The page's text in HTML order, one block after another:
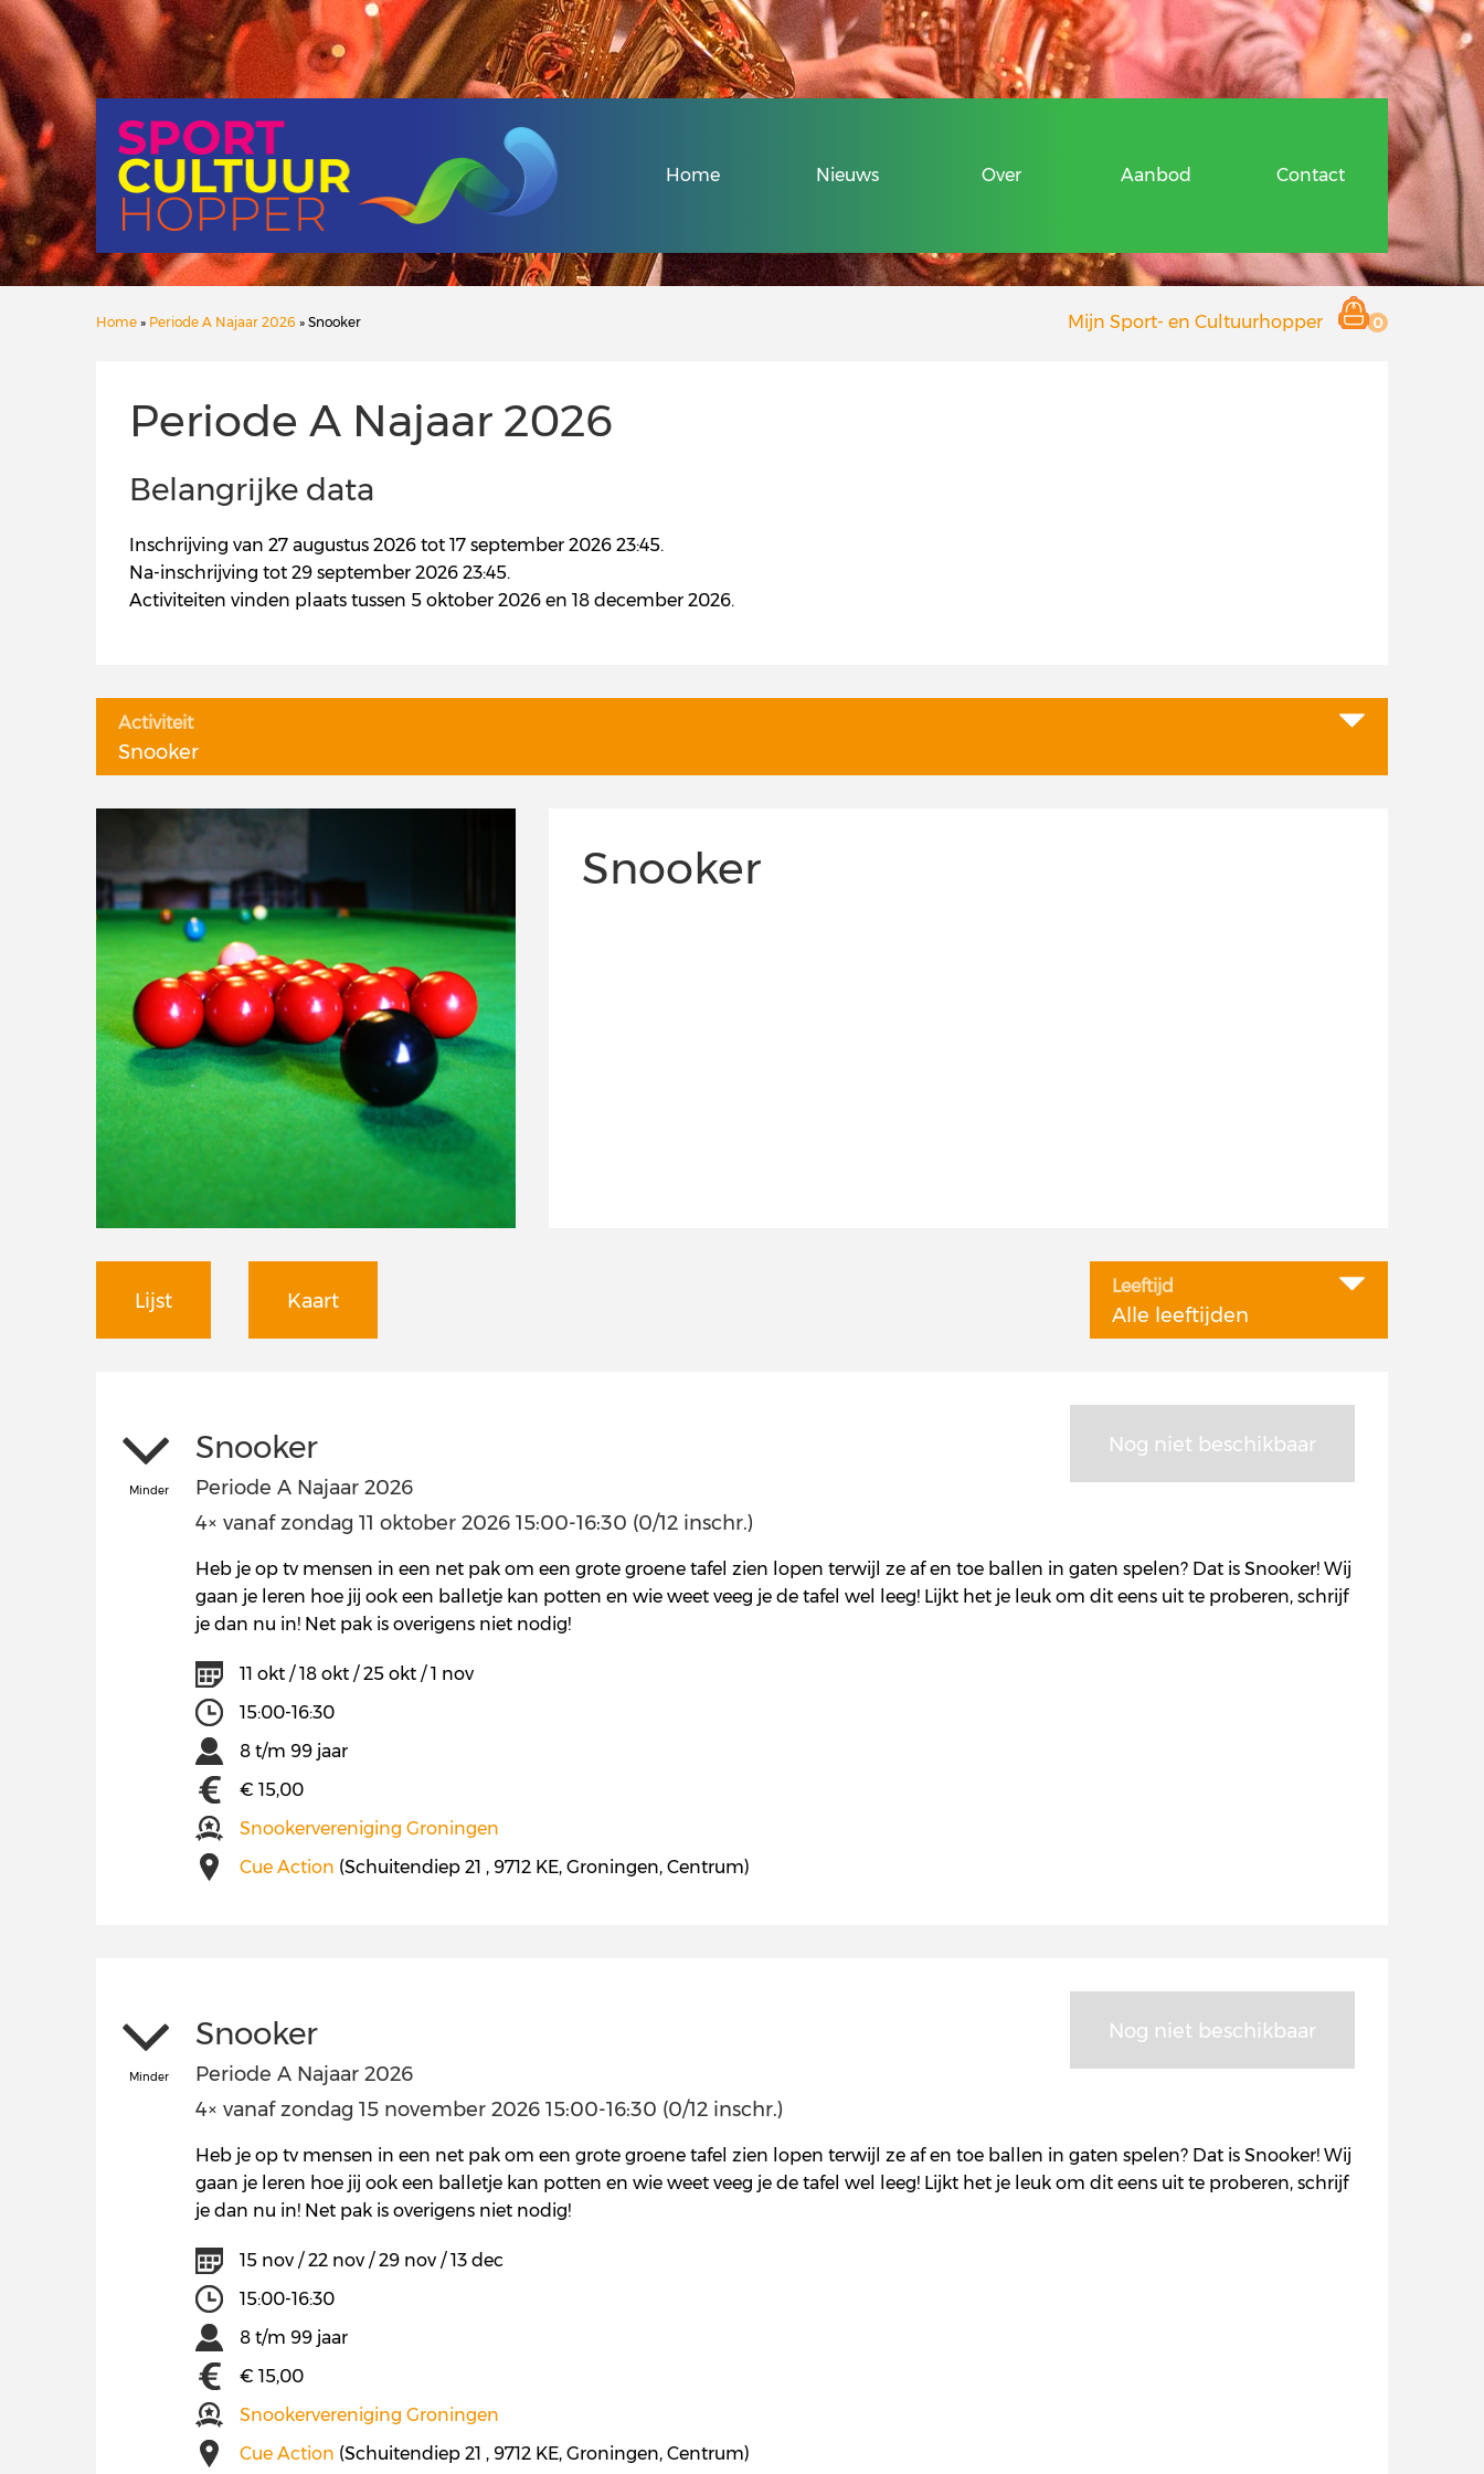
Veel gestelde vragen
Home Nieuws Over
Over de Sport- en Cultuurhopper
Aanbod Contact
Home » Periode A Najaar 2026 » Snooker Mijn Sport- en Cultuurhopper 0
Periode A Najaar 2026
Belangrijke data
Inschrijving van 27 augustus 2026 tot 17 september 2026 23:45.
Na-inschrijving tot 29 september 2026 23:45.
Activiteiten vinden plaats tussen 5 oktober 2026 en 18 december 2026.
Activiteit
Snooker
Snooker
Lijst Kaart
Leeftijd
Alle leeftijden
Nog niet beschikbaar
Minder
Snooker
Periode A Najaar 2026
4× vanaf zondag 11 oktober 2026 15:00-16:30 (0/12 inschr.)
Heb je op tv mensen in een net pak om een grote groene tafel zien lopen terwijl ze af en toe ballen in gaten spelen? Dat is Snooker! Wij
gaan je leren hoe jij ook een balletje kan potten en wie weet veeg je de tafel wel leeg! Lijkt het je leuk om dit eens uit te proberen, schrijf
je dan nu in! Net pak is overigens niet nodig!
11 okt / 18 okt / 25 okt / 1 nov
15:00-16:30
8 t/m 99 jaar
€ 15,00
Snookervereniging Groningen
Cue Action (Schuitendiep 21 , 9712 KE, Groningen, Centrum)
Nog niet beschikbaar
Minder
Snooker
Periode A Najaar 2026
4× vanaf zondag 15 november 2026 15:00-16:30 (0/12 inschr.)
Heb je op tv mensen in een net pak om een grote groene tafel zien lopen terwijl ze af en toe ballen in gaten spelen? Dat is Snooker! Wij
gaan je leren hoe jij ook een balletje kan potten en wie weet veeg je de tafel wel leeg! Lijkt het je leuk om dit eens uit te proberen, schrijf
je dan nu in! Net pak is overigens niet nodig!
15 nov / 22 nov / 29 nov / 13 dec
15:00-16:30
8 t/m 99 jaar
€ 15,00
Snookervereniging Groningen
Cue Action (Schuitendiep 21 , 9712 KE, Groningen, Centrum)